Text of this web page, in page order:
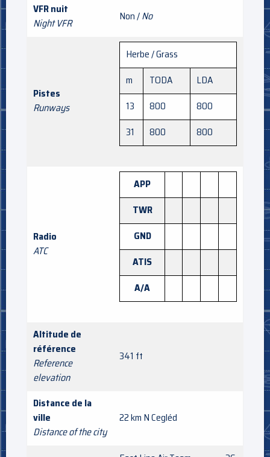
VFR nuit
Night VFR
Non /No
Pistes
Runways
Herbe / Grass
m
TODA
LDA
13
800
800
31
800 800
Radio
ATC
APP
TWR
GND
ATIS
A/A
Altitude de
référence
Reference
elevation
341 ft
Distance de la
ville
Distance of the city
22 km N Cegléd